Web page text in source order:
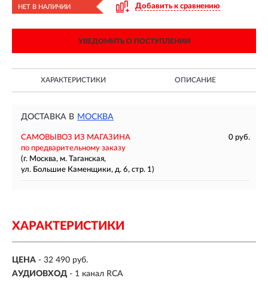
НЕТ В НАЛИЧИИ Добавить к сравнению
УВЕДОМИТЬ О ПОСТУПЛЕНИИ
ХАРАКТЕРИСТИКИ ОПИСАНИЕ
ДОСТАВКА В МОСКВА
САМОВЫВОЗ ИЗ МАГАЗИНА
0 руб.
по предварительному заказу
(г. Москва, м. Таганская,
ул. Большие Каменщики, д. 6, стр. 1)
ХАРАКТЕРИСТИКИ
ЦЕНА - 32 490 руб.
АУДИОВХОД - 1 канал RCA